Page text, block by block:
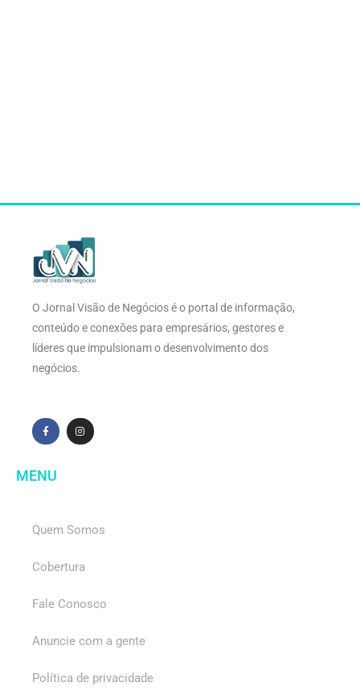
O Jornal Visão de Negócios é o portal de informação,
conteúdo e conexões para empresários, gestores e
líderes que impulsionam o desenvolvimento dos
negócios.
MENU
Quem Somos
Cobertura
Fale Conosco
Anuncie com a gente
Política de privacidade